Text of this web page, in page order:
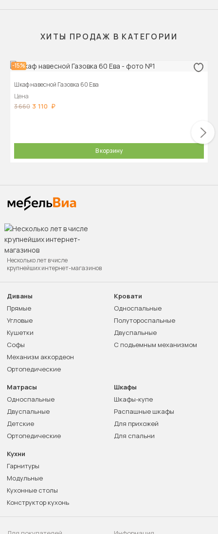
ХИТЫ ПРОДАЖ В КАТЕГОРИИ
-15%
Шкаф навесной Газовка 60 Ева
Цена
3 660 3 110
В корзину
Несколько лет в числе
крупнейших интернет-магазинов
Диваны
Прямые
Угловые
Кушетки
Софы
Механизм аккордеон
Ортопедические
Кровати
Односпальные
Полутороспальные
Двуспальные
С подъемным механизмом
Матрасы
Односпальные
Двуспальные
Детские
Ортопедические
Шкафы
Шкафы-купе
Распашные шкафы
Для прихожей
Для спальни
Кухни
Гарнитуры
Модульные
Кухонные столы
Конструктор кухонь